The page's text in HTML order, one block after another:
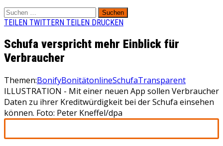
Suchen
nach:
TEILEN TWITTERN TEILEN DRUCKEN
Schufa verspricht mehr Einblick für
Verbraucher
Themen:BonifyBonitätonlineSchufaTransparent
ILLUSTRATION - Mit einer neuen App sollen Verbraucher
Daten zu ihrer Kreditwürdigkeit bei der Schufa einsehen
können. Foto: Peter Kneffel/dpa